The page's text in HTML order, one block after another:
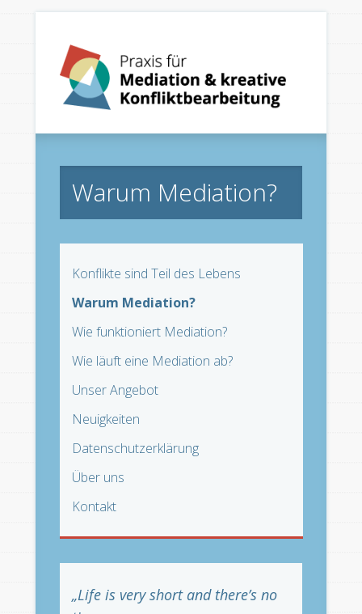
Warum Mediation?
Konflikte sind Teil des Lebens
Warum Mediation?
Wie funktioniert Mediation?
Wie läuft eine Mediation ab?
Unser Angebot
Neuigkeiten
Datenschutzerklärung
Über uns
Kontakt
„Life is very short and there’s no